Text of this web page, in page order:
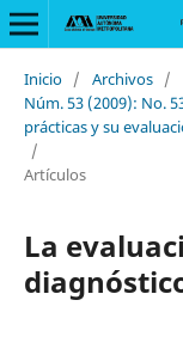
Inicio / Archivos /
Núm. 53 (2009): No.
prácticas y su
/
Artículos
La